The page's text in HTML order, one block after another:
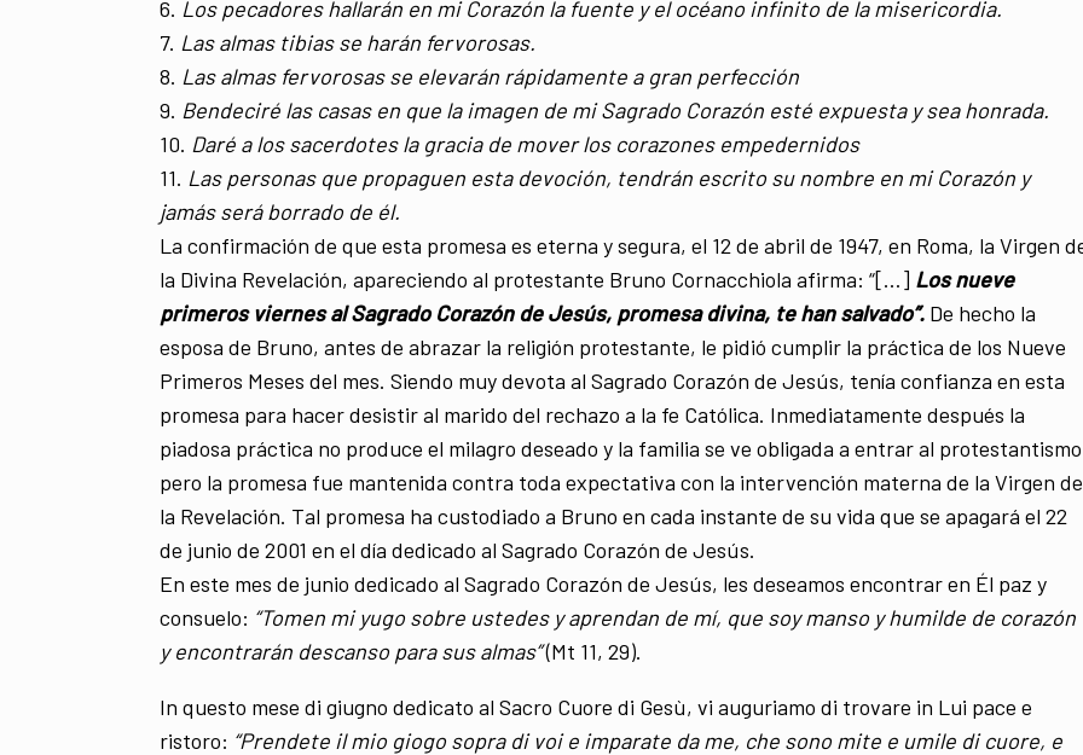
6. Los pecadores hallarán en mi Corazón la fuente y el océano infinito de la misericordia.
7. Las almas tibias se harán fervorosas.
8. Las almas fervorosas se elevarán rápidamente a gran perfección
9. Bendeciré las casas en que la imagen de mi Sagrado Corazón esté expuesta y sea honrada.
10. Daré a los sacerdotes la gracia de mover los corazones empedernidos
11. Las personas que propaguen esta devoción, tendrán escrito su nombre en mi Corazón y
jamás será borrado de él.
La confirmación de que esta promesa es eterna y segura, el 12 de abril de 1947, en Roma, la Virgen
la Divina Revelación, apareciendo al protestante Bruno Cornacchiola afirma: “[…] Los nueve
primeros viernes al Sagrado Corazón de Jesús, promesa divina, te han salvado”. De hecho la
esposa de Bruno, antes de abrazar la religión protestante, le pidió cumplir la práctica de los Nueve
Primeros Meses del mes. Siendo muy devota al Sagrado Corazón de Jesús, tenía confianza en esta
promesa para hacer desistir al marido del rechazo a la fe Católica. Inmediatamente después la
piadosa práctica no produce el milagro deseado y la familia se ve obligada a entrar al
pero la promesa fue mantenida contra toda expectativa con la intervención materna de la Virgen de
la Revelación. Tal promesa ha custodiado a Bruno en cada instante de su vida que se apagará el 22
de junio de 2001 en el día dedicado al Sagrado Corazón de Jesús.
En este mes de junio dedicado al Sagrado Corazón de Jesús, les deseamos encontrar en Él paz y
consuelo: “Tomen mi yugo sobre ustedes y aprendan de mí, que soy manso y humilde de corazón
y encontrarán descanso para sus almas”(Mt 11, 29).
In questo mese di giugno dedicato al Sacro Cuore di Gesù, vi auguriamo di trovare in Lui pace e
ristoro: “Prendete il mio giogo sopra di voi e imparate da me, che sono mite e umile di cuore, e